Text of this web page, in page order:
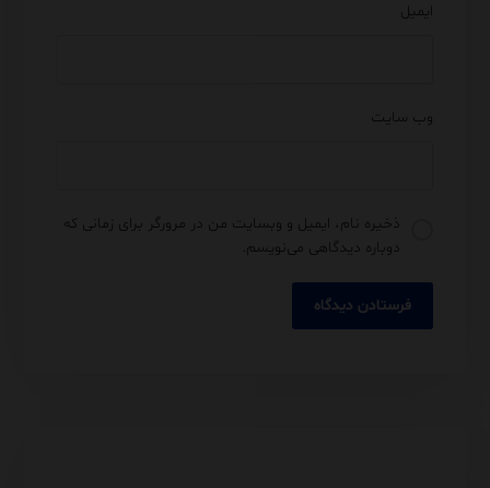
ایمیل
وب‌ سایت
ذخیره نام، ایمیل و وبسایت من در مرورگر برای زمانی که
دوباره دیدگاهی می‌نویسم.